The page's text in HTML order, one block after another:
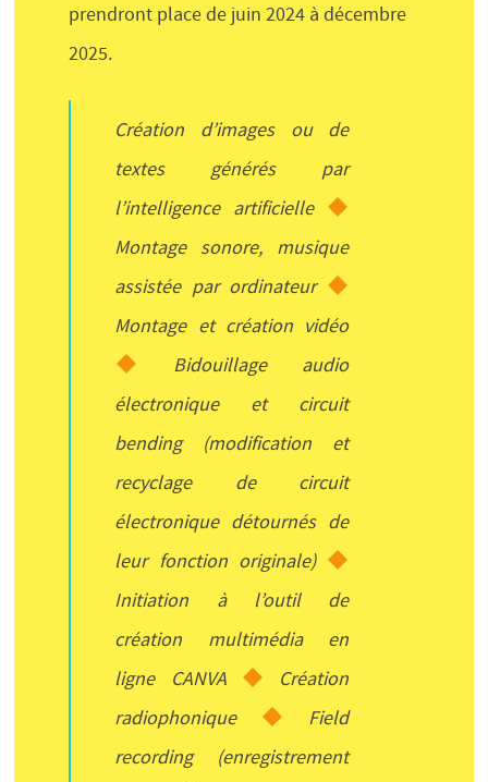
prendront place de juin 2024 à décembre
2025.
Création d’images ou de
textes générés par
l’intelligence artificielle
Montage sonore, musique
assistée par ordinateur
Montage et création vidéo
Bidouillage audio
électronique et circuit
bending (modification et
recyclage de circuit
électronique détournés de
leur fonction originale)
Initiation à l’outil de
création multimédia en
ligne CANVA
Création
radiophonique
Field
recording (enregistrement